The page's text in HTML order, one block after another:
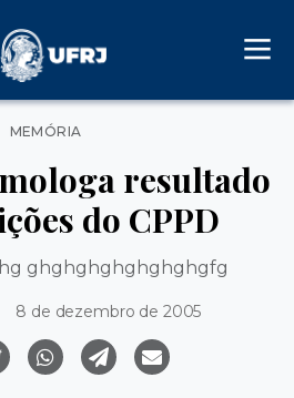
Categorias
MEMÓRIA
resultado
do CPPD
ghghghghghghghgfg
8 de dezembro de 2005